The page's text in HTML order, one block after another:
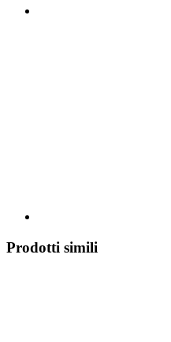
Prodotti simili